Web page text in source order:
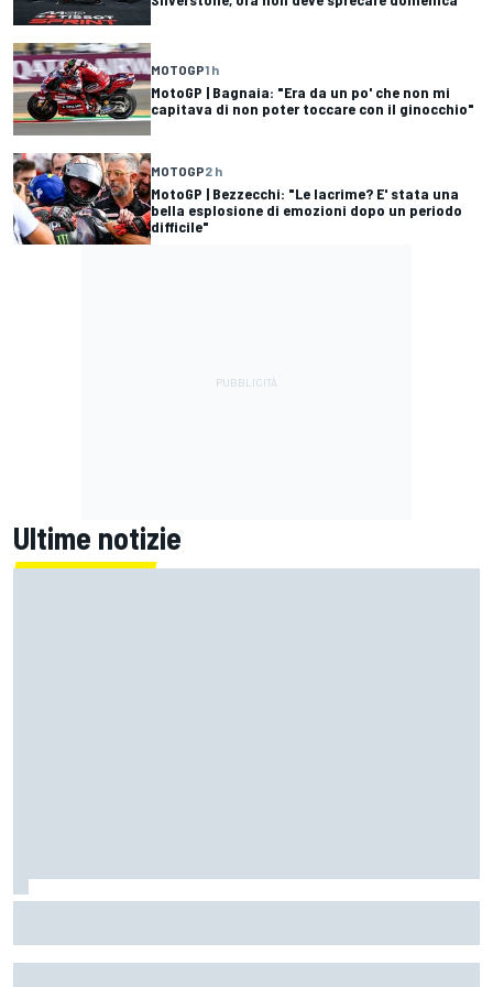
MOTOGP1 h
MotoGP | Bagnaia: "Era da un po' che non mi
capitava di non poter toccare con il ginocchio"
MOTOGP2 h
MotoGP | Bezzecchi: "Le lacrime? E' stata una
bella esplosione di emozioni dopo un periodo
difficile"
Ultime notizie